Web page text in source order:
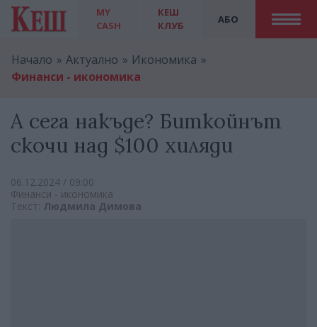
MY
CASH
АБО
КЕШ
КЛУБ
Начало Актуално
Икономика
Финанси - икономика
А сега накъде? Биткойнът
скочи над $100 хиляди
06.12.2024 / 09:00
Финанси - икономика
Текст: Людмила Димова